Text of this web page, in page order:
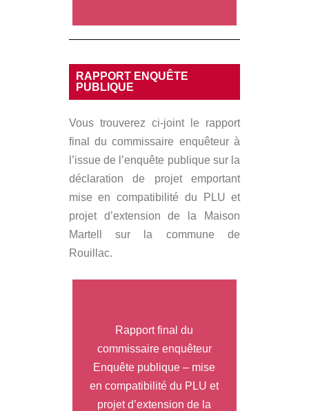
RAPPORT ENQUÊTE
PUBLIQUE
Vous trouverez ci-joint le rapport
final du commissaire enquêteur à
l’issue de l’enquête publique sur la
déclaration de projet emportant
mise en compatibilité du PLU et
projet d’extension de la Maison
Martell sur la commune de
Rouillac.
Rapport final du
commissaire enquêteur
Enquête publique – mise
en compatibilité du PLU et
projet d’extension de la